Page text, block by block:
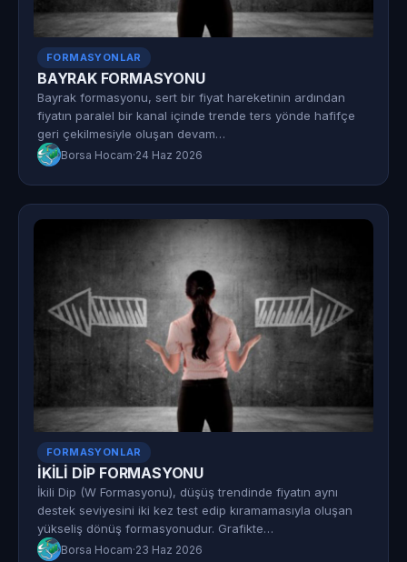
FORMASYONLAR
BAYRAK FORMASYONU
Bayrak formasyonu, sert bir fiyat hareketinin ardından
fiyatın paralel bir kanal içinde trende ters yönde hafifçe
geri çekilmesiyle oluşan devam…
Borsa Hocam·24 Haz 2026
FORMASYONLAR
İKİLİ DİP FORMASYONU
İkili Dip (W Formasyonu), düşüş trendinde fiyatın aynı
destek seviyesini iki kez test edip kıramamasıyla oluşan
yükseliş dönüş formasyonudur. Grafikte…
Borsa Hocam·23 Haz 2026